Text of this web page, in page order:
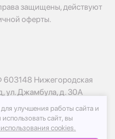
защищены, действуют
оферты.
Нижегородская
ул. Джамбула, д. 30А
улучшения работы сайта и
сайт, вы
cookies.